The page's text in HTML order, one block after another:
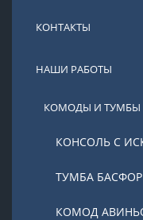
КОНТАКТЫ
НАШИ РАБОТЫ
КОМОДЫ И ТУМБЫ
КОНСОЛЬ С
ТУМБА БАСФОР
КОМОД